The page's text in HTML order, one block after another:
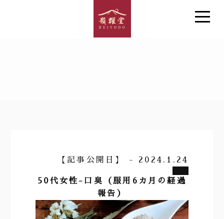
【記事公開日】 - 2024.1.24
50代女性-口臭（服用6カ月の経過
報告）